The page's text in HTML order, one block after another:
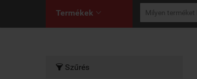
Termékek 
 Szűrés